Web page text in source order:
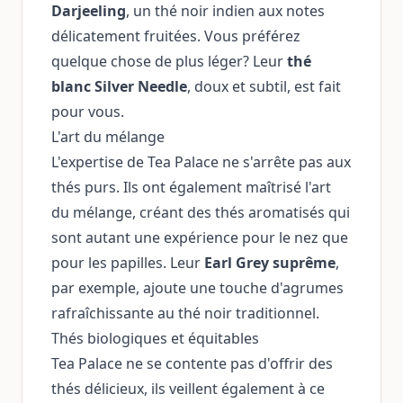
Darjeeling, un thé noir indien aux notes
délicatement fruitées. Vous préférez
quelque chose de plus léger? Leurthé
blanc Silver Needle, doux et subtil, est fait
pour vous.
L'art du mélange
L'expertise de Tea Palace ne s'arrête pas aux
thés purs. Ils ont également maîtrisé l'art
du mélange, créant des thés aromatisés qui
sont autant une expérience pour le nez que
pour les papilles. Leur Earl Grey suprême,
par exemple, ajoute une touche d'agrumes
rafraîchissante au thé noir traditionnel.
Thés biologiques et équitables
Tea Palace ne se contente pas d'offrir des
thés délicieux, ils veillent également à ce